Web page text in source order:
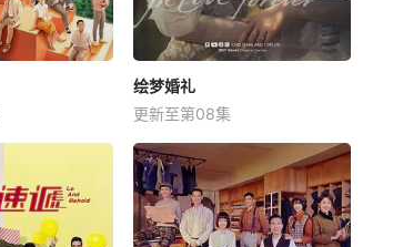
绘梦婚礼
更新至第08集